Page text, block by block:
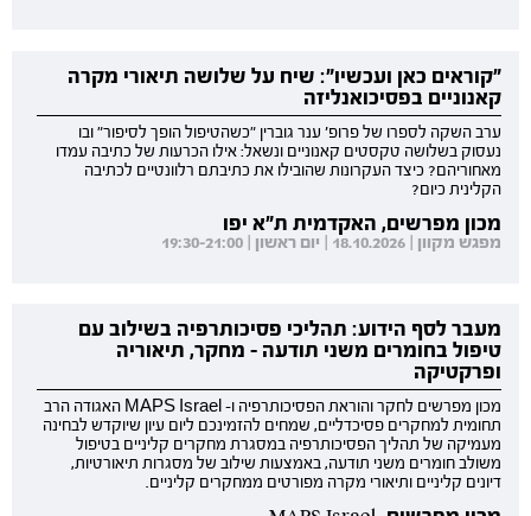
"קוראים כאן ועכשיו": שיח על שלושה תיאורי מקרה
קאנוניים בפסיכואנליזה
ערב השקה לספרו של פרופ' ענר גוברין "כשהטיפול הופך לסיפור" ובו
נעסוק בשלושה טקסטים קאנוניים ונשאל: אילו הכרעות של כתיבה עמדו
מאחוריהם? כיצד העקרונות שהובילו את כתיבתם רלוונטיים לכתיבה
הקלינית כיום?
מכון מפרשים, האקדמית ת"א יפו
מפגש מקוון | 18.10.2026 | יום ראשון | 19:30-21:00
מעבר לסף הידוע: תהליכי פסיכותרפיה בשילוב עם
טיפול בחומרים משני תודעה - מחקר, תיאוריה
ופרקטיקה
מכון מפרשים לחקר והוראת הפסיכותרפיה ו- MAPS Israel האגודה הרב
תחומית למחקרים פסיכדליים, שמחים להזמינכם ליום עיון שיוקדש לבחינה
מעמיקה של תהליך הפסיכותרפיה במסגרת מחקרים קליניים בטיפול
משולב חומרים משני תודעה, באמצעות שילוב של מסגרות תיאורטיות,
דיונים קליניים ותיאורי מקרה מפורטים ממחקרים קליניים.